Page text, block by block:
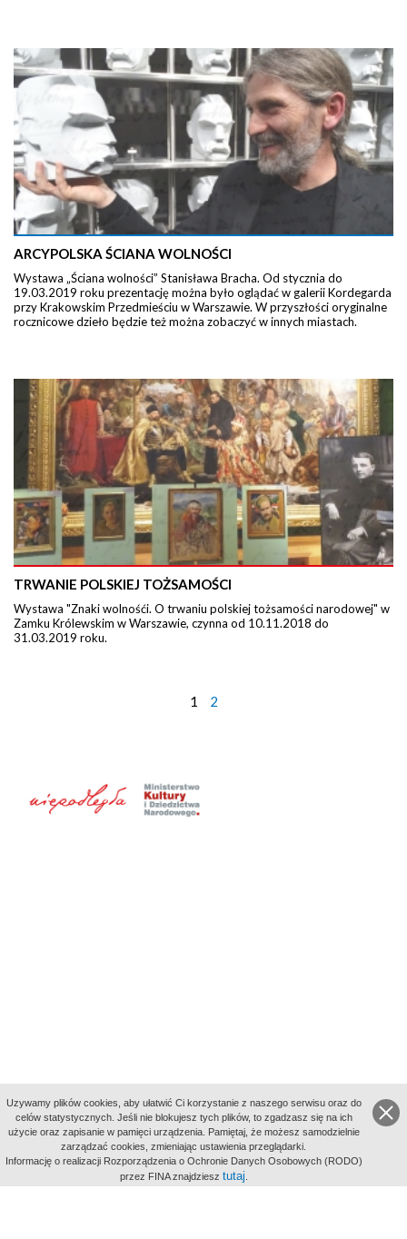
ARCYPOLSKA ŚCIANA WOLNOŚCI
Wystawa „Ściana wolności” Stanisława Bracha. Od stycznia do
19.03.2019 roku prezentację można było oglądać w galerii Kordegarda
przy Krakowskim Przedmieściu w Warszawie. W przyszłości oryginalne
rocznicowe dzieło będzie też można zobaczyć w innych miastach.
TRWANIE POLSKIEJ TOŻSAMOŚCI
Wystawa "Znaki wolnośći. O trwaniu polskiej tożsamości narodowej" w
Zamku Królewskim w Warszawie, czynna od 10.11.2018 do
31.03.2019 roku.
1 2
aktywności
Uzywamy plików cookies, aby ułatwić Ci korzystanie z naszego serwisu oraz do
celów statystycznych. Jeśli nie blokujesz tych plików, to zgadzasz się na ich
użycie oraz zapisanie w pamięci urządzenia. Pamiętaj, że możesz samodzielnie
zarządzać cookies, zmieniając ustawienia przeglądarki.
Informację o realizacji Rozporządzenia o Ochronie Danych Osobowych (RODO)
przez FINA znajdziesz tutaj